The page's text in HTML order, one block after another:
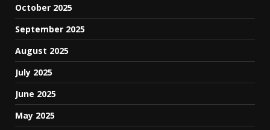
October 2025
September 2025
August 2025
July 2025
June 2025
May 2025